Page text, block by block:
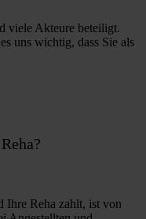
viele Akteure beteiligt.
uns wichtig, dass Sie als
Ihre Reha zahlt, ist von